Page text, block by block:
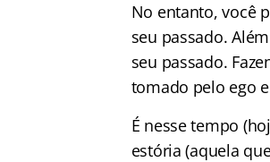
No entanto, você
seu passado.
seu passado.
tomado pelo ego
É nesse tempo
estória (aquela